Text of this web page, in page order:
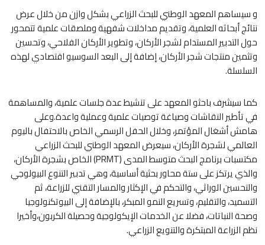
و سيساهم المعهد الوطني للبحث الزراعي بشكل وازن من خلال عرض
نتائج أبحاثه العلمية، وتقديم مداخلات شفهية وملصقات علمية تتمحور
حول التدبير المستدام لشجر الأركان، وتطوير الأركان الفلاحي، وتحسين
وتثمين منتجات شجر الأركان، إضافة إلى البعد السوسيو اقتصادي لهذه
السلسلة.
كما سيشرف باحثو المعهد على تنشيط عدة جلسات علمية، والمساهمة
في تأطير النقاشات وصياغة توصيات علمية وعملية واعدة.وعلى
هامش أشغال المؤتمر، وخلال الحفل الرسمي الخاص بالاحتفال باليوم
العالمي لشجرة الأركان، سيعرض المعهد الوطني للبحث الزراعي
مكتسبات برنامج البحث متوسط المدى (PRMT) الخاص بشجرة الأركان،
والذي يرتكز على ستة محاور بحثية أساسية، وهي تدبير التنوع البيولوجي
والتحسين الوراثي، والتحكم في الإكثار والمسار التقني للزراعة، ثم
التسميد، والتقليم، وتسريع النمو المبكر، بالإضافة إلى البيوتكنولوجيا
وصحة النباتات، فضلا عن الخدمات الإيكولوجية وحصيلة الكربون،وأخيرا
نظم الزراعة المبتكرة والتنويع الزراعي.